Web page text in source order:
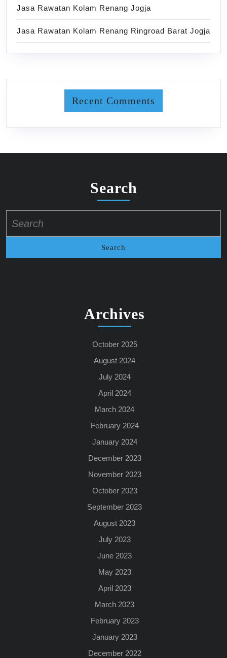
Jasa Rawatan Kolam Renang Jogja
Jasa Rawatan Kolam Renang Ringroad Barat Jogja
Recent Comments
Search
for:
Archives
October 2025
August 2024
July 2024
April 2024
March 2024
February 2024
January 2024
December 2023
November 2023
October 2023
September 2023
August 2023
July 2023
June 2023
May 2023
April 2023
March 2023
February 2023
January 2023
December 2022